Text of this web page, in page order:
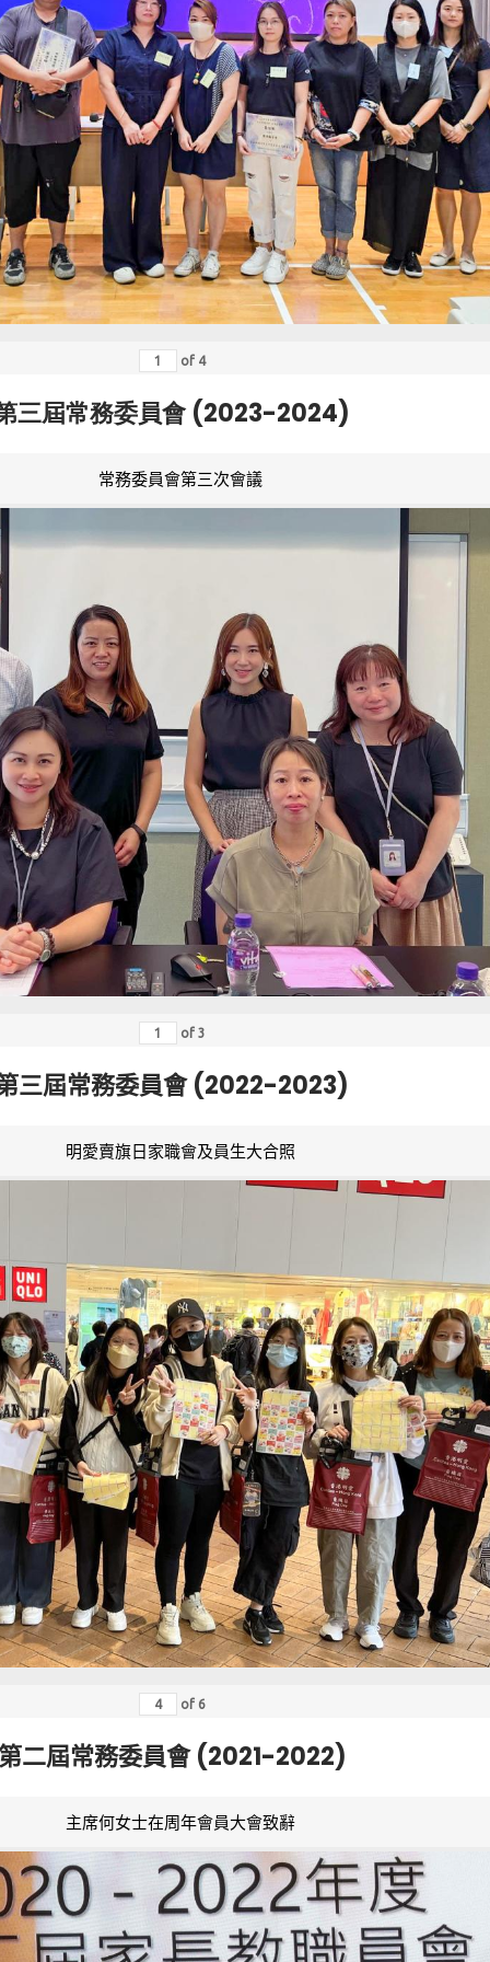
of 4
三屆常務委員會 (2023-2024)
常務委員會第三次會議
of 3
三屆常務委員會 (2022-2023)
明愛賣旗日家職會及員生大合照
of 6
二屆常務委員會 (2021-2022)
主席何女士在周年會員大會致辭